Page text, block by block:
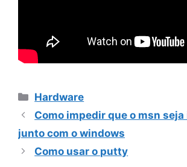
Categorias
Hardware
Como impedir que o msn
junto com o windows
Como usar o putty